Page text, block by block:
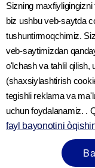
juda qiyin
rejalashtirish
hisoblay
sikl
qilishingiz
Keyingi
Sizning
biz ushbu veb-saytda
tushuntirmoqchimiz.
veb-saytimizdan
o'lchash va tahlil qilish,
(shaxsiylashtirish
tegishli reklama va
uchun foydalanamiz. .
fayl bayonotini